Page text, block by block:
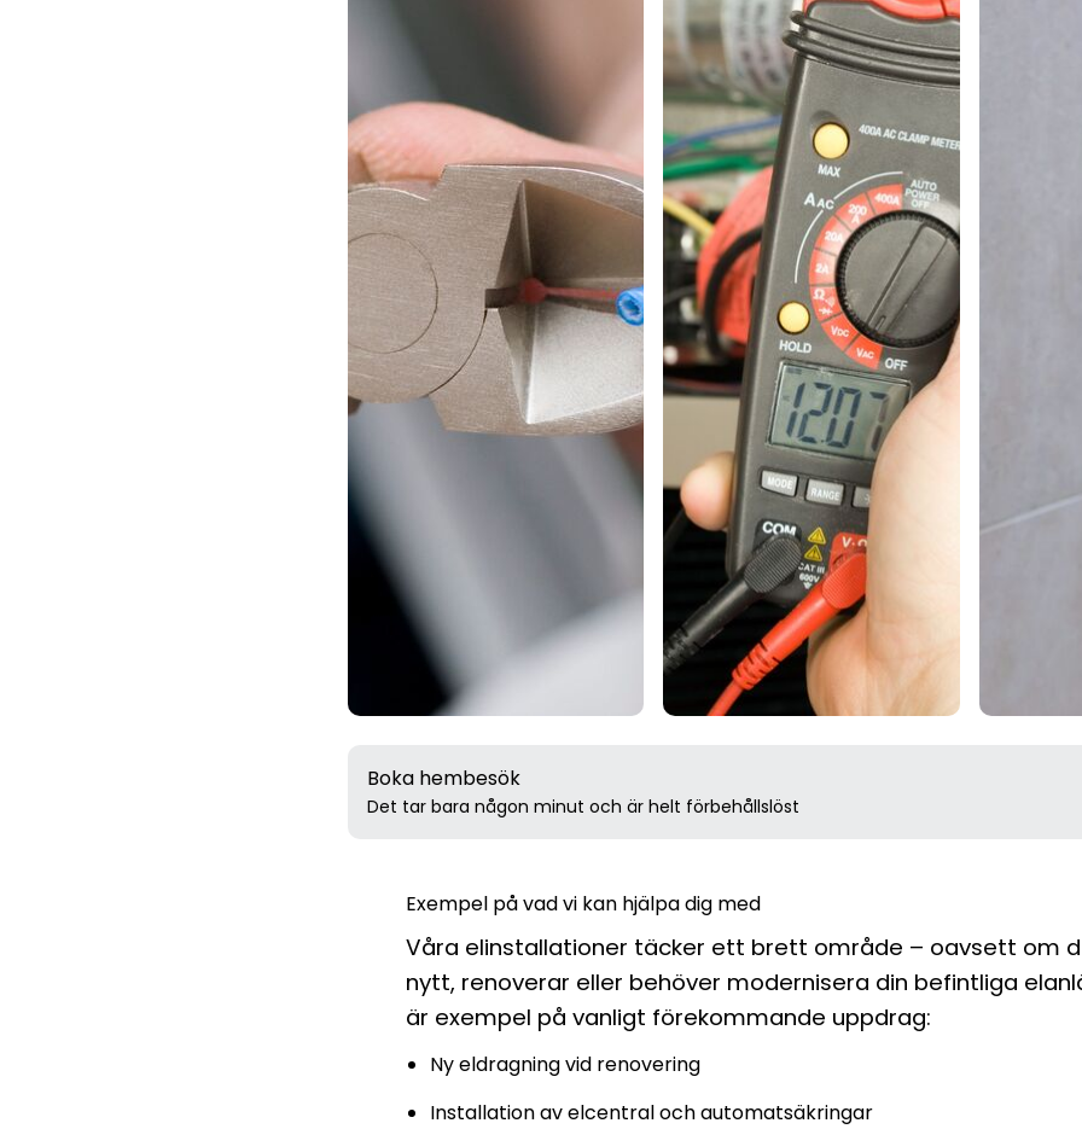
Boka hembesök
Det tar bara någon minut och är helt förbehållslöst
Exempel på vad vi kan hjälpa dig med
Våra elinstallationer täcker ett brett område – oavsett om
nytt, renoverar eller behöver modernisera din befintliga
är exempel på vanligt förekommande uppdrag:
Ny eldragning vid renovering
Installation av elcentral och automatsäkringar